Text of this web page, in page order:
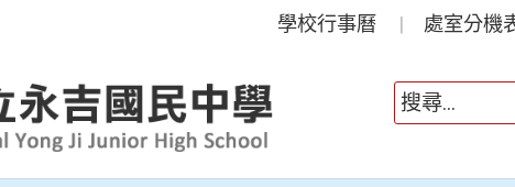
學校行事曆 處室分機